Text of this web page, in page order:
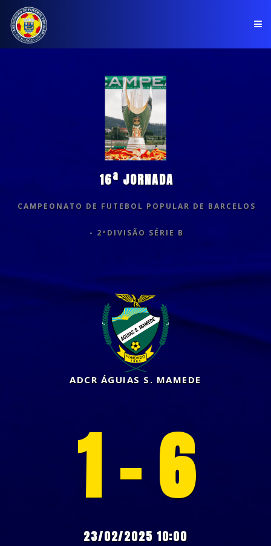
CLUBES
16ª JORNADA
CAMPEONATO DE FUTEBOL POPULAR DE BARCELOS
- 2ªDIVISÃO SÉRIE B
ADCR ÁGUIAS S. MAMEDE
1 - 6
23/02/2025 10:00